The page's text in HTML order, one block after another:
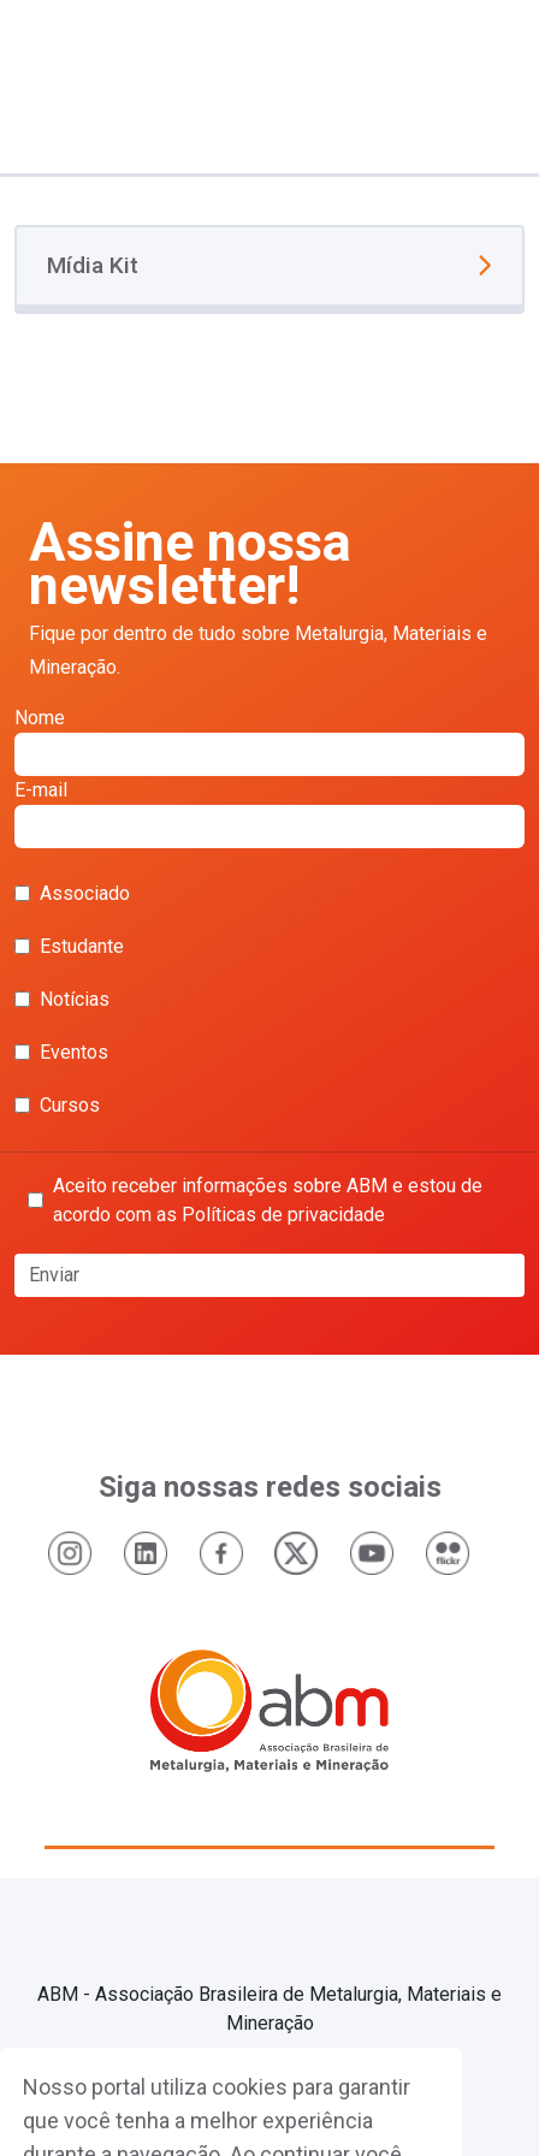
Nosso portal utiliza cookies para garantir
que você tenha a melhor experiência
Mídia Kit
Assine nossa
newsletter!
Fique por dentro de tudo sobre Metalurgia, Materiais e
Mineração.
Nome
E-mail
Associado
Estudante
Notícias
Eventos
Cursos
Aceito receber informações sobre ABM e estou de
acordo com as Políticas de privacidade
Enviar
Siga nossas redes sociais
ABM - Associação Brasileira de Metalurgia, Materiais e
Mineração
Associe-se